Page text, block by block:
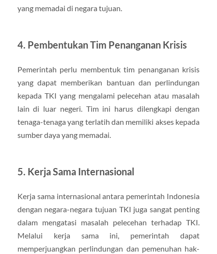
yang memadai di negara tujuan.
4. Pembentukan Tim Penanganan Krisis
Pemerintah perlu membentuk tim penanganan krisis
yang dapat memberikan bantuan dan perlindungan
kepada TKI yang mengalami pelecehan atau masalah
lain di luar negeri. Tim ini harus dilengkapi dengan
tenaga-tenaga yang terlatih dan memiliki akses kepada
sumber daya yang memadai.
5. Kerja Sama Internasional
Kerja sama internasional antara pemerintah Indonesia
dengan negara-negara tujuan TKI juga sangat penting
dalam mengatasi masalah pelecehan terhadap TKI.
Melalui kerja sama ini, pemerintah dapat
memperjuangkan perlindungan dan pemenuhan hak-